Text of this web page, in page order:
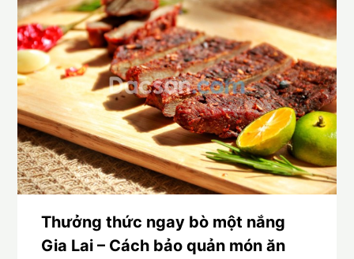
Thưởng thức ngay bò một nắng
Gia Lai – Cách bảo quản món ăn